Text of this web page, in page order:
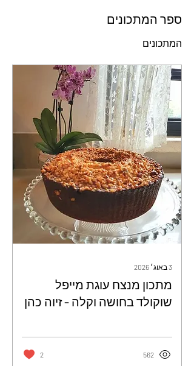
ספר המתכונים
המתכונים
3 באוג׳ 2026
מתכון מנצח עוגת מייפל
שוקולד בחושה וקלה - זיוה כהן
562
2